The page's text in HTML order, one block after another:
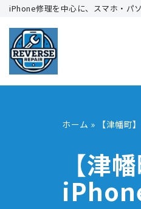
コ
ン
テ
ン
iPhone修理を中心に、スマホ・パ
ホーム » 【津幡町
【津